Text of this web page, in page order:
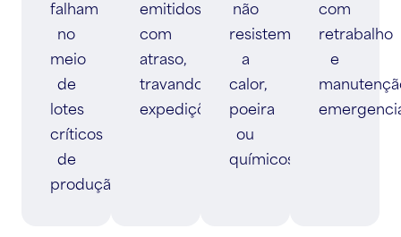
falham
no
meio
de
lotes
críticos
de
produção.
emitidos
com
atraso,
travando
expedições.
não
resistem
a
calor,
poeira
ou
químicos.
com
retrabalho
e